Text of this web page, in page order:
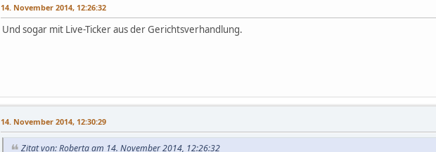
14. November 2014, 12:26:32
Und sogar mit Live-Ticker aus der Gerichtsverhandlung.
14. November 2014, 12:30:29
Zitat von: Roberta am 14. November 2014, 12:26:32